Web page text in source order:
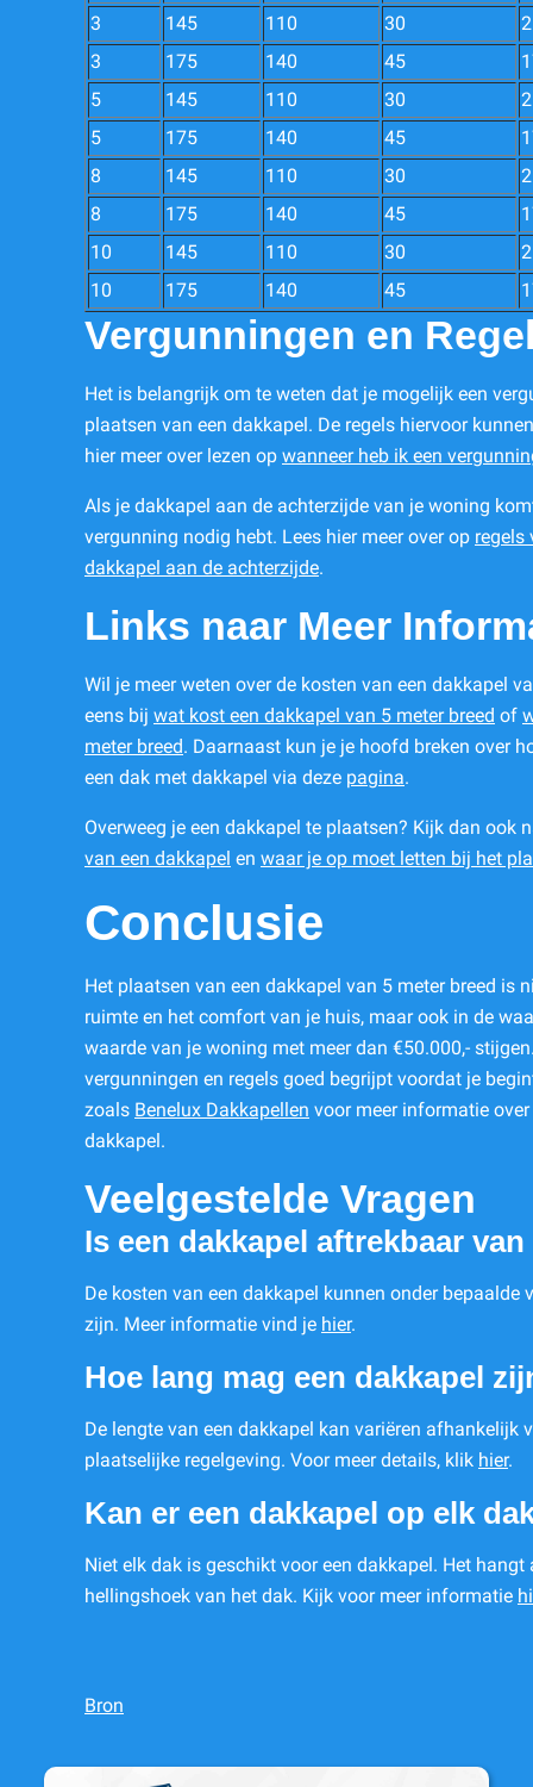
3
145 110 30
3
175 140 45
5
145 110 30
5
175 140 45
8
145 110 30
8
175 140 45
10
145 110 30
10
175 140 45
Vergunningen en
Het is belangrijk om te weten dat je mogelijk een
plaatsen van een dakkapel. De regels hiervoor
hier meer over lezen op wanneer heb ik een
Als je dakkapel aan de achterzijde van je woning
vergunning nodig hebt. Lees hier meer over op regels
dakkapel aan de achterzijde.
Links naar Meer
Wil je meer weten over de kosten van een dakkapel
eens bij wat kost een dakkapel van 5 meter breed of
meter breed. Daarnaast kun je je hoofd breken over
een dak met dakkapel via deze pagina.
Overweeg je een dakkapel te plaatsen? Kijk dan ook
van een dakkapel en waar je op moet letten bij het
Conclusie
Het plaatsen van een dakkapel van 5 meter breed is
ruimte en het comfort van je huis, maar ook in de
waarde van je woning met meer dan €50.000,-
vergunningen en regels goed begrijpt voordat je
zoals Benelux Dakkapellen voor meer informatie
dakkapel.
Veelgestelde Vragen
Is een dakkapel aftrekbaar
De kosten van een dakkapel kunnen onder
zijn. Meer informatie vind je hier.
Hoe lang mag een dakkapel
De lengte van een dakkapel kan variëren afhankelijk
plaatselijke regelgeving. Voor meer details, klik hier.
Kan er een dakkapel op elk
Niet elk dak is geschikt voor een dakkapel. Het
hellingshoek van het dak. Kijk voor meer informatie
Bron